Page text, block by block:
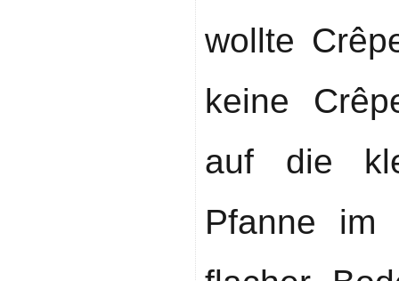
wollte
keine
auf die
Pfanne im